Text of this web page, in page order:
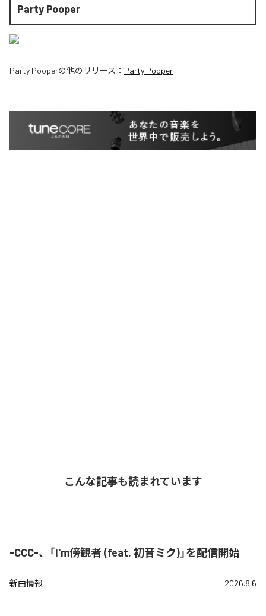
Party Pooper
Party Pooperの他のリリース： Party Pooper
こんな記事も読まれています
-CCC-、「I'm傍観者 (feat. 初音ミク)」を配信開始
新曲情報 2026.8.6